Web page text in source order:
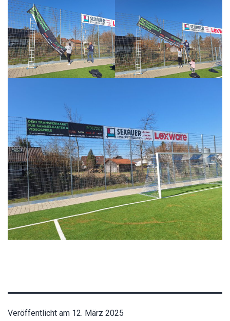
Veröffentlicht am 12. März 2025